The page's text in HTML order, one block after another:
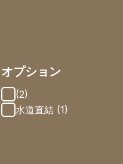
オプション
(2)
水道直結 (1)